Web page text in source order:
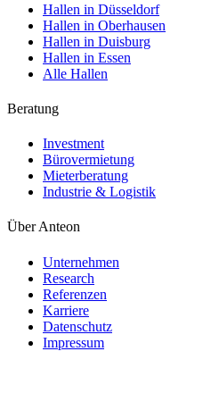
Hallen in Düsseldorf
Hallen in Oberhausen
Hallen in Duisburg
Hallen in Essen
Alle Hallen
Beratung
Investment
Bürovermietung
Mieterberatung
Industrie & Logistik
Über Anteon
Unternehmen
Research
Referenzen
Karriere
Datenschutz
Impressum